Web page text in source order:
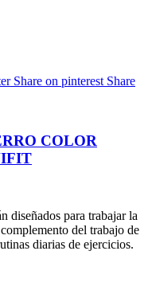
Share on pinterest Share
COLOR
diseñados para trabajar la
del trabajo de
diarias de ejercicios.